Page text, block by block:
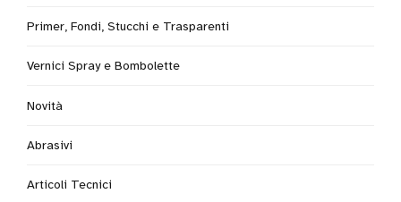
Primer, Fondi, Stucchi e Trasparenti
Vernici Spray e Bombolette
Novità
Abrasivi
Articoli Tecnici